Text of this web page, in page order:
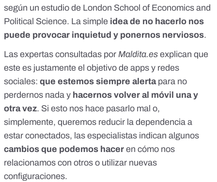
según un estudio de London School of Economics and
Political Science. La simple idea de no hacerlo nos
puede provocar inquietud y ponernos nerviosos.
Las expertas consultadas por Maldita.es explican que
este es justamente el objetivo de apps y redes
sociales: que estemos siempre alerta para no
perdernos nada y hacernos volver al móvil una y
otra vez. Si esto nos hace pasarlo mal o,
simplemente, queremos reducir la dependencia a
estar conectados, las especialistas indican algunos
cambios que podemos hacer en cómo nos
relacionamos con otros o utilizar nuevas
configuraciones.